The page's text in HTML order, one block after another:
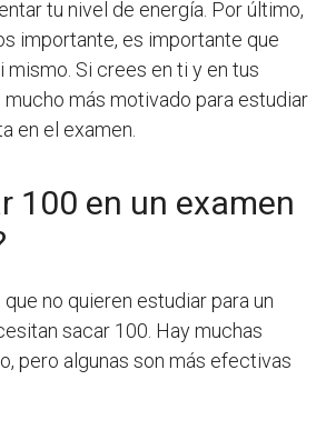
tu nivel de energía. Por último,
importante, es importante que
mismo. Si crees en ti y en tus
más motivado para estudiar
en el examen.
100 en un examen
no quieren estudiar para un
sacar 100. Hay muchas
pero algunas son más efectivas